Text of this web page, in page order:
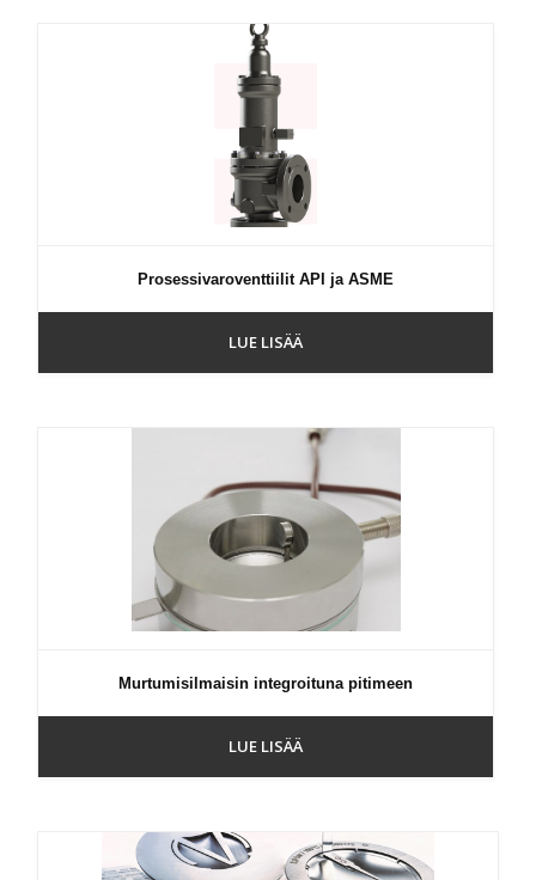
Prosessivaroventtiilit API ja ASME
LUE LISÄÄ
Murtumisilmaisin integroituna pitimeen
LUE LISÄÄ